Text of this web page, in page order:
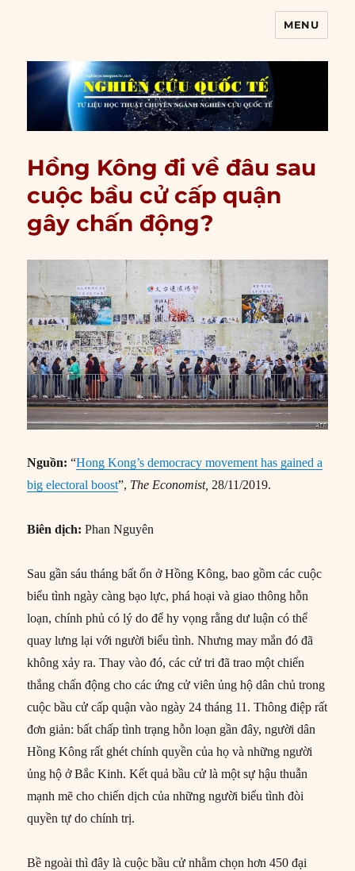
MENU
Hồng Kông đi về đâu sau
cuộc bầu cử cấp quận
gây chấn động?
Nguồn:“Hong Kong’s democracy movement has gained a
big electoral boost”, The Economist, 28/11/2019.
Biên dịch:Phan Nguyên
Sau gần sáu tháng bất ổn ở Hồng Kông, bao gồm các cuộc
biểu tình ngày càng bạo lực, phá hoại và giao thông hỗn
loạn, chính phủ có lý do để hy vọng rằng dư luận có thể
quay lưng lại với người biểu tình. Nhưng may mắn đó đã
không xảy ra. Thay vào đó, các cử tri đã trao một chiến
thắng chấn động cho các ứng cử viên ủng hộ dân chủ trong
cuộc bầu cử cấp quận vào ngày 24 tháng 11. Thông điệp rất
đơn giản: bất chấp tình trạng hỗn loạn gần đây, người dân
Hồng Kông rất ghét chính quyền của họ và những người
ủng hộ ở Bắc Kinh. Kết quả bầu cử là một sự hậu thuẫn
mạnh mẽ cho chiến dịch của những người biểu tình đòi
quyền tự do chính trị.
Bề ngoài thì đây là cuộc bầu cử nhằm chọn hơn 450 đại